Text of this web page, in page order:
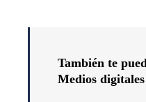
También te
Medios digitales